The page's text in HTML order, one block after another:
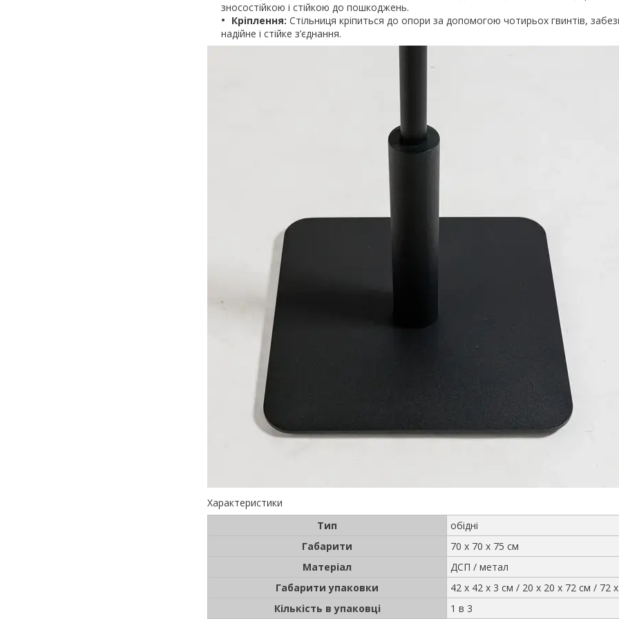
зносостійкою і стійкою до пошкоджень.
Кріплення: Стільниця кріпиться до опори за допомогою чотирьох гвинтів,
надійне і стійке з’єднання.
Характеристики
Тип
обідні
Габарити
70 х 70 х 75 см
Матеріал
ДСП / метал
Габарити упаковки
42 х 42 х 3 см / 20 х 20 х 72 см / 72
Кількість в упаковці
1 в 3